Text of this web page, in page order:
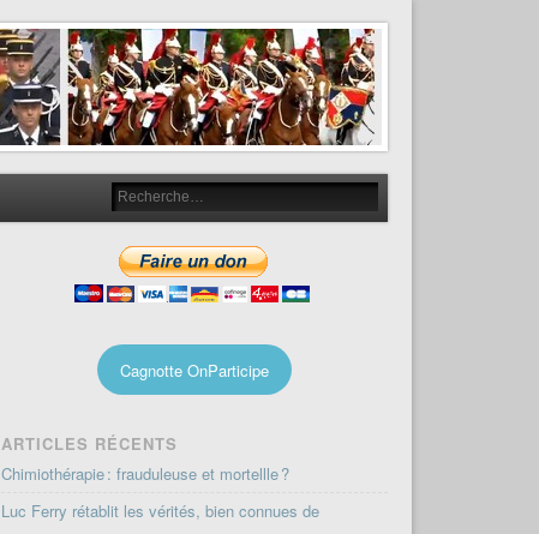
Cagnotte OnParticipe
ARTICLES RÉCENTS
Chimiothérapie : frauduleuse et mortellle ?
Luc Ferry rétablit les vérités, bien connues de